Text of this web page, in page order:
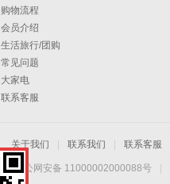
购物流程
会员介绍
生活旅行/团购
常见问题
大家电
联系客服
关于我们 联系我们 联系客服
京公网安备 11000002000088号